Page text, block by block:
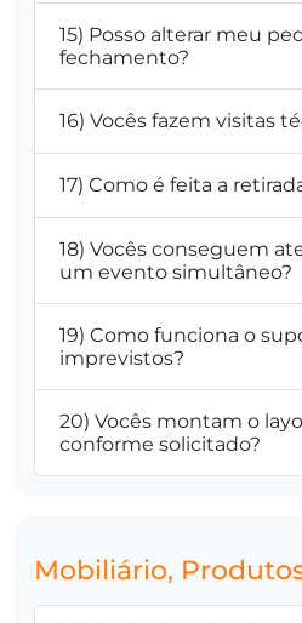
15) Posso alterar meu
fechamento?
16) Vocês fazem visitas
17) Como é feita a
18) Vocês conseguem
um evento simultâneo?
19) Como funciona o
imprevistos?
20) Vocês montam o
conforme solicitado?
Mobiliário,